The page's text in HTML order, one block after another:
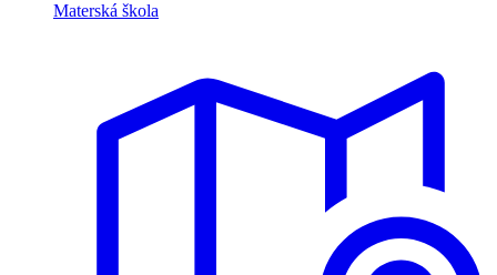
Materská škola